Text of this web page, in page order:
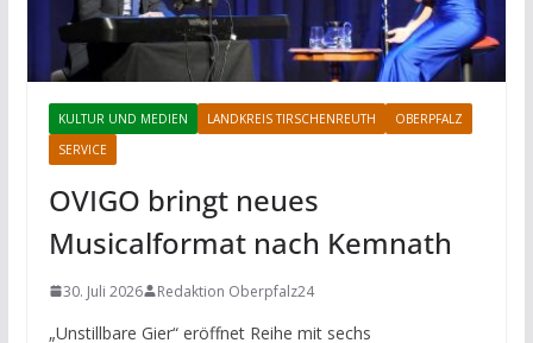
KULTUR UND MEDIEN LANDKREIS TIRSCHENREUTH
OBERPFALZ
SERVICE
OVIGO bringt neues
Musicalformat nach Kemnath
30. Juli 2026 Redaktion Oberpfalz24
„Unstillbare Gier“ eröffnet Reihe mit sechs